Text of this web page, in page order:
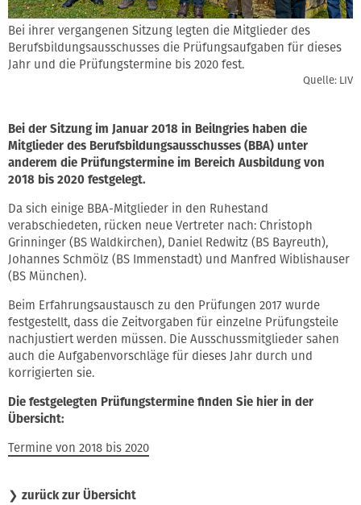
Bei ihrer vergangenen Sitzung legten die Mitglieder des
Berufsbildungsausschusses die Prüfungsaufgaben für dieses
Jahr und die Prüfungstermine bis 2020 fest.
Quelle: LIV
Bei der Sitzung im Januar 2018 in Beilngries haben die
Mitglieder des Berufsbildungsausschusses (BBA) unter
anderem die Prüfungstermine im Bereich Ausbildung von
2018 bis 2020 festgelegt.
Da sich einige BBA-Mitglieder in den Ruhestand
verabschiedeten, rücken neue Vertreter nach: Christoph
Grinninger (BS Waldkirchen), Daniel Redwitz (BS Bayreuth),
Johannes Schmölz (BS Immenstadt) und Manfred Wiblishauser
(BS München).
Beim Erfahrungsaustausch zu den Prüfungen 2017 wurde
festgestellt, dass die Zeitvorgaben für einzelne Prüfungsteile
nachjustiert werden müssen. Die Ausschussmitglieder sahen
auch die Aufgabenvorschläge für dieses Jahr durch und
korrigierten sie.
Die festgelegten Prüfungstermine finden Sie hier in der
Übersicht:
Termine von 2018 bis 2020
❯ zurück zur Übersicht